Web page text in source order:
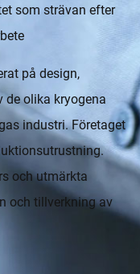
som strävan efter
på design,
de olika kryogena
industri. Företaget
och utmärkta
och tillverkning av